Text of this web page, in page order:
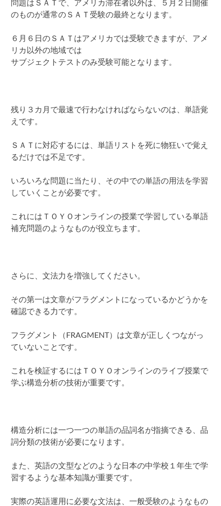
問題はＳＡＴで、アメリカ滞在者以外は、５月２日開催
のものが通常のＳＡＴ受験の最終となります。
６月６日のＳＡＴはアメリカでは受験できますが、アメ
リカ以外の地域では
サブジェクトテストのみ受験可能となります。
残り３カ月で最速で行わなければならないのは、単語覚
えです。
ＳＡＴに対応するには、単語リストを死に物狂いで覚え
るだけでは不足です。
いろいろな問題に当たり、その中での単語の用法を学習
していくことが必要です。
これにはＴＯＹＯオンラインの授業で学習している単語
補充問題のようなものが役立ちます。
さらに、文法力を増強してください。
その第一は文章がフラグメントになっているかどうかを
確認できる力です。
フラグメント（FRAGMENT）は文章が正しくつながっ
ていないことです。
これを検証するにはＴＯＹＯオンラインのライブ授業で
学ぶ構造分析の技術が重要です。
構造分析には一つ一つの単語の品詞名が指摘できる、品
詞分類の技術が必要になります。
また、英語の文型などのような日本の中学校１年生で学
習するような基本知識が重要です。
実際の英語運用に必要な文法は、一般受験のようなもの